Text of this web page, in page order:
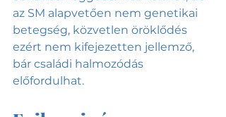
az SM alapvetően nem genetikai
betegség, közvetlen öröklődés
ezért nem kifejezetten jellemző,
bár családi halmozódás
előfordulhat.